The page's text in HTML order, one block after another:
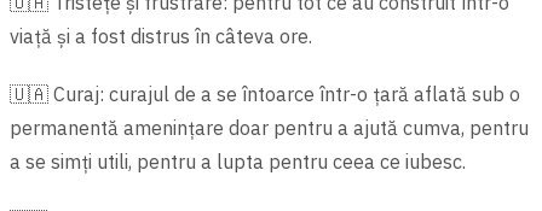
viață și a fost distrus în câteva ore.
🇺🇦 Curaj: curajul de a se întoarce într-o țară aflată sub o
permanentă amenințare doar pentru a ajută cumva, pentru
a se simți utili, pentru a lupta pentru ceea ce iubesc.